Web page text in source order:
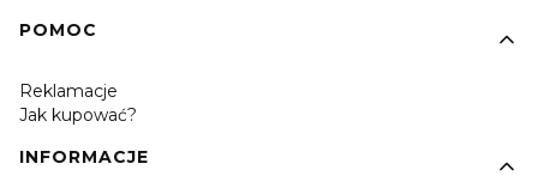
POMOC
Reklamacje
Jak kupować?
INFORMACJE